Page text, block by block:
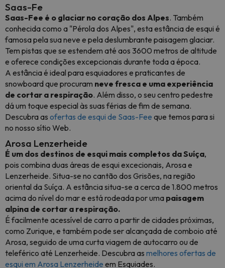
Saas-Fe
Saas-Fee é o glaciar no coração dos Alpes. Também
conhecida como a "Pérola dos Alpes", esta estância de esqui é
famosa pela sua neve e pela deslumbrante paisagem glaciar.
Tem pistas que se estendem até aos 3600 metros de altitude
e oferece condições excepcionais durante toda a época.
A estância é ideal para esquiadores e praticantes de
snowboard que procuram neve fresca e uma experiência
de cortar a respiração. Além disso, o seu centro pedestre
dá um toque especial às suas férias de fim de semana.
Descubra as ofertas de esqui de Saas-Fee que temos para si
no nosso sítio Web.
Arosa Lenzerheide
É um dos destinos de esqui mais completos da Suíça,
pois combina duas áreas de esqui excecionais, Arosa e
Lenzerheide. Situa-se no cantão dos Grisões, na região
oriental da Suíça. A estância situa-se a cerca de 1.800 metros
acima do nível do mar e está rodeada por uma paisagem
alpina de cortar a respiração.
É facilmente acessível de carro a partir de cidades próximas,
como Zurique, e também pode ser alcançada de comboio até
Arosa, seguido de uma curta viagem de autocarro ou de
teleférico até Lenzerheide. Descubra as melhores ofertas de
esqui em Arosa Lenzerheide em Esquiades.